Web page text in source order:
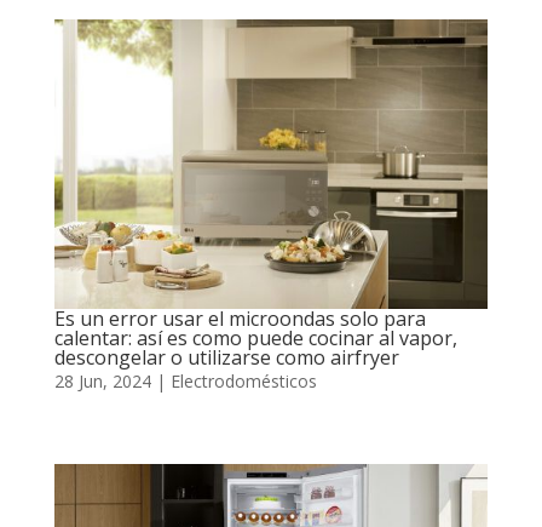
Es un error usar el microondas solo para
calentar: así es como puede cocinar al vapor,
descongelar o utilizarse como airfryer
28 Jun, 2024| Electrodomésticos